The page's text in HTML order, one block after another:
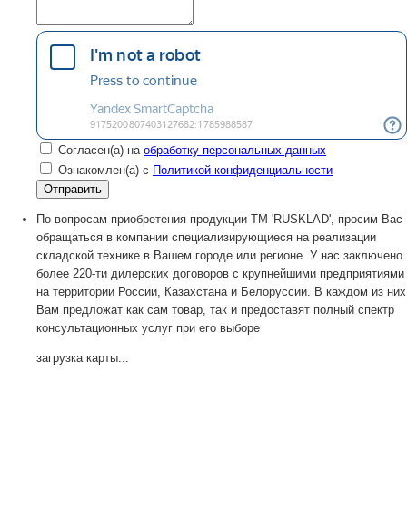
Согласен(а) на обработку персональных данных
Ознакомлен(а) с Политикой конфиденциальности
По вопросам приобретения продукции TM 'RUSKLAD', просим Вас
обращаться в компании специализирующиеся на реализации
складской технике в Вашем городе или регионе. У нас заключено
более 220-ти дилерских договоров с крупнейшими предприятиями
на территории России, Казахстана и Белоруссии. В каждом из них
Вам предложат как сам товар, так и предоставят полный спектр
консультационных услуг при его выборе
загрузка карты...